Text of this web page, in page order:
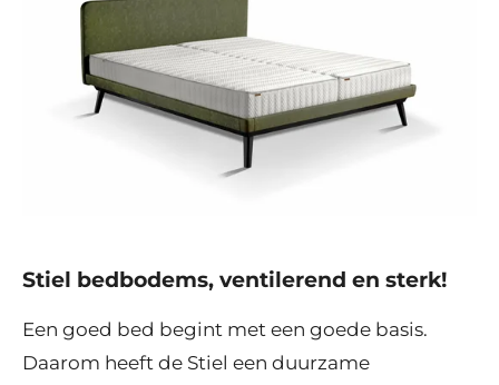
Stiel bedbodems, ventilerend en sterk!
Een goed bed begint met een goede basis.
Daarom heeft de Stiel een duurzame